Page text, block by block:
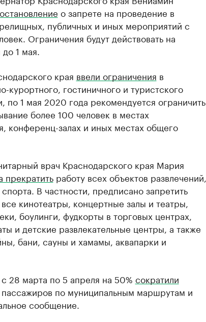
о запрете на проведение в
публичных и иных мероприятий с
Ограничения будут действовать на
1 мая.
края ввели ограничения в
курортного, гостиничного и туристского
по 1 мая 2020 года рекомендуется ограничить
более 100 человек в местах
конференц-залах и иных местах общего
врач Краснодарского края Мария
прекратитьработу всех объектов развлечений,
В частности, предписано запретить
кинотеатры, концертные залы и театры,
боулинги, фудкорты в торговых центрах,
и детские развлекательные центры, а также
бани, сауны и хамамы, аквапарки и
28 марта по 5 апреля на 50% сократили
по муниципальным маршрутам и
сообщение.